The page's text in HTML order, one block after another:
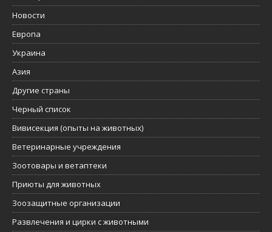
Новости
Европа
Украина
Азия
Другие страны
Черный список
Вивисекция (опыты на животных)
Ветеринарные учреждения
Зоотовары и ветаптеки
Приюты для животных
Зоозащитные организации
Развлечения и цирки с животными